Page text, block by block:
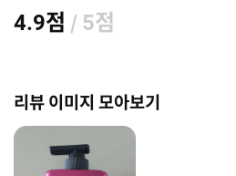
4.9점 / 5점
리뷰 이미지 모아보기